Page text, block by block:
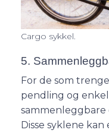
Cargo sykkel.
5.
For de som
pendling og
Disse syklene